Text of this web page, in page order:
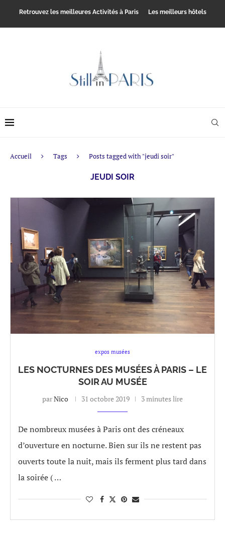
Retrouvez les meilleures Activités à Paris Les meilleurs hôtels
Accueil Tags Posts tagged with "jeudi soir"
JEUDI SOIR
expos musées
LES NOCTURNES DES MUSÉES À PARIS – LE
SOIR AU MUSÉE
parNico 31 octobre 2019 3 minutes lire
De nombreux musées à Paris ont des créneaux
d’ouverture en nocturne. Bien sur ils ne restent pas
ouverts toute la nuit, mais ils ferment plus tard dans
la soirée ( …